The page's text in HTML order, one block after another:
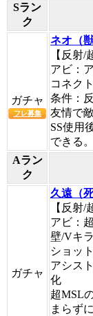
Sラン
ク
ガチャ
フレ募集
ネオ（
【反射/
アビ：
コネク
条件：
友情で
SS使用
できる。
Aラン
ク
ガチャ
久遠（
【反射/
アビ：
壁/Vキ
ショッ
アシス
化
超MSL
まらず